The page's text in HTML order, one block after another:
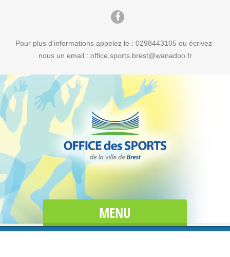
Pour plus d'informations appelez le : 0298443105 ou écrivez-
nous un email : office.sports.brest@wanadoo.fr
MENU